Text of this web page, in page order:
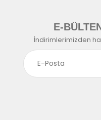
E-
İndirimlerimizden